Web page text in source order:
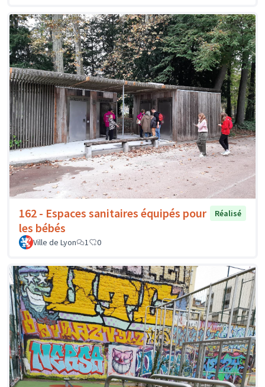
162 - Espaces sanitaires équipés pour
les bébés
Réalisé
Ville de Lyon 1 0